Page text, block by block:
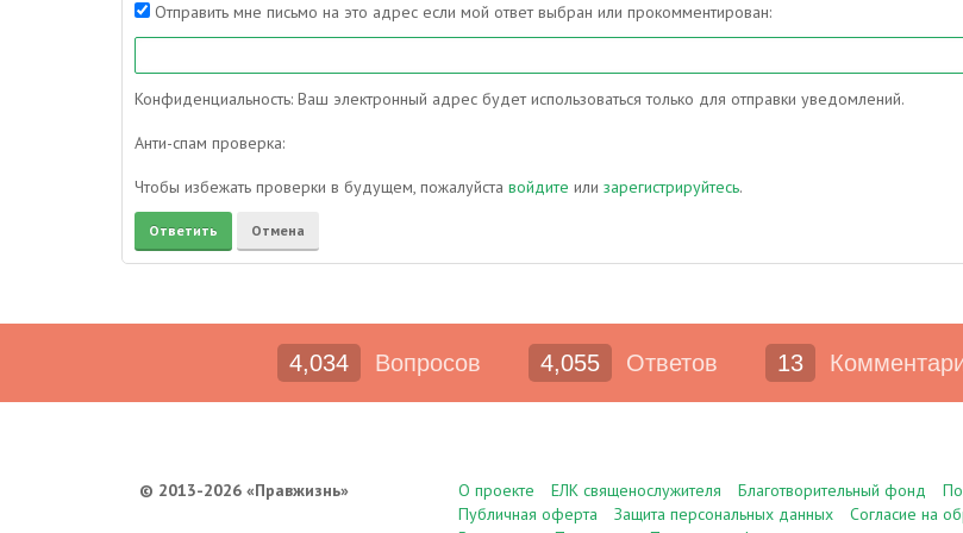
Отправить мне письмо на это адрес если мой ответ выбран или прокомментирован:
Конфиденциальность: Ваш электронный адрес будет использоваться только для отправки уведомлений.
Анти-спам проверка:
Чтобы избежать проверки в будущем, пожалуйста войдите или зарегистрируйтесь.
4,034 Вопросов 4,055 Ответов 13
© 2013-2026 «Правжизнь» О проекте ЕЛК священослужителя Благотворительный фонд
Публичная оферта
Защита персональных данных Согласие на